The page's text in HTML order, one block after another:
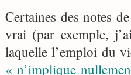
Certaines des notes
vrai (par exemple,
laquelle l’emploi du
« n’implique